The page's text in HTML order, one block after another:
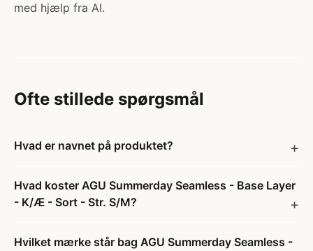
med hjælp fra AI.
Ofte stillede spørgsmål
Hvad er navnet på produktet?
Hvad koster AGU Summerday Seamless - Base Layer
- K/Æ - Sort - Str. S/M?
Hvilket mærke står bag AGU Summerday Seamless -